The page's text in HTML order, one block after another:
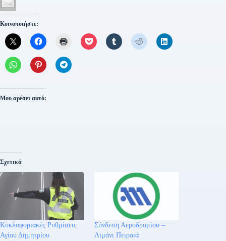
Κοινοποιήστε:
Μου αρέσει αυτό:
Σχετικά
Κυκλοφοριακές Ρυθμίσεις
Αγίου Δημητρίου
Σύνδεση Αεροδρομίου –
Λιμάνι Πειραιά